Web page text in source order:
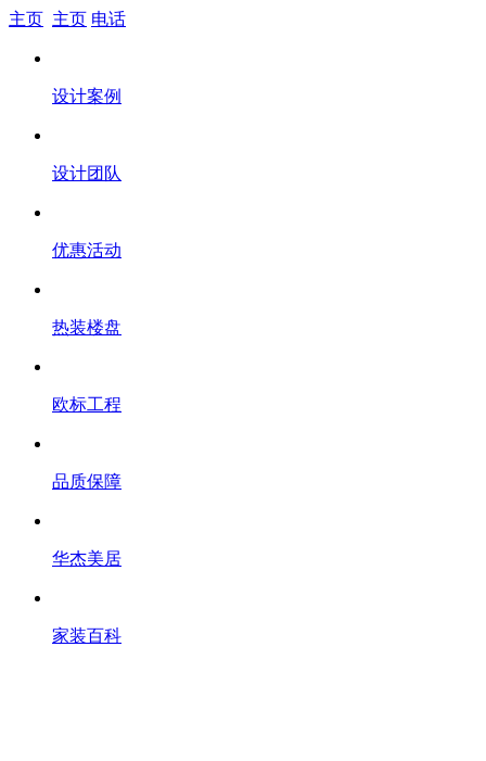
主页 主页 电话
设计案例
设计团队
优惠活动
热装楼盘
欧标工程
品质保障
华杰美居
家装百科